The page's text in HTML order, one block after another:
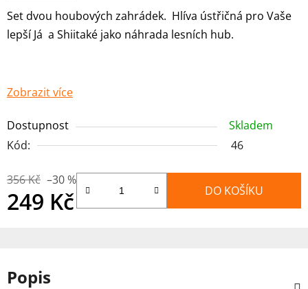
Set dvou houbových zahrádek. Hlíva ústřičná pro Vaše
lepší Já a Shiitaké jako náhrada lesních hub.
Zobrazit více
Dostupnost
Skladem
Kód:
46
356 Kč –30 %
249 Kč DO KOŠÍKU
Popis